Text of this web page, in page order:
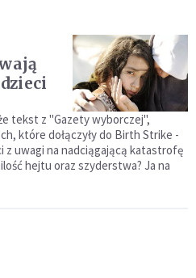
tekst z "Gazety wyborczej",
które dołączyły do Birth Strike -
z uwagi na nadciągającą katastrofę
hejtu oraz szyderstwa? Ja na